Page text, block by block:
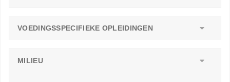
VOEDINGSSPECIFIEKE OPLEIDINGEN
MILIEU